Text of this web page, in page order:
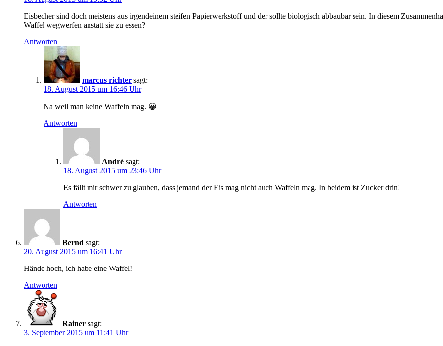
Eisbecher sind doch meistens aus irgendeinem steifen Papierwerkstoff und der sollte biologisch abbaubar sein. In diesem
Waffel wegwerfen anstatt sie zu essen?
Antworten
marcus richter sagt:
18. August 2015 um 16:46 Uhr
Na weil man keine Waffeln mag. 😀
Antworten
André sagt:
18. August 2015 um 23:46 Uhr
Es fällt mir schwer zu glauben, dass jemand der Eis mag nicht auch Waffeln mag. In beidem ist Zucker drin!
Antworten
Bernd sagt:
20. August 2015 um 16:41 Uhr
Hände hoch, ich habe eine Waffel!
Antworten
Rainer sagt:
3. September 2015 um 11:41 Uhr